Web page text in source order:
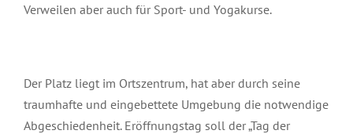
Verweilen aber auch für Sport- und Yogakurse.
Der Platz liegt im Ortszentrum, hat aber durch seine
traumhafte und eingebettete Umgebung die notwendige
Abgeschiedenheit. Eröffnungstag soll der „Tag der